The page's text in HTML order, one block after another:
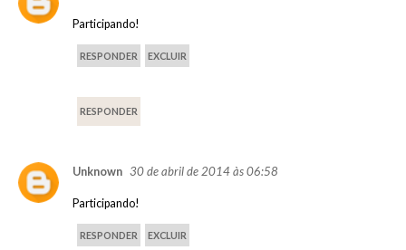
Participando!
RESPONDER EXCLUIR
RESPONDER
Unknown 30 de abril de 2014 às 06:58
Participando!
RESPONDER EXCLUIR